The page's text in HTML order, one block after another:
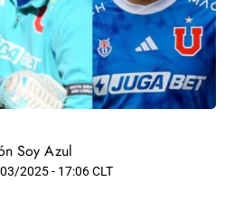
Soy Azul
2025 - 17:06 CLT